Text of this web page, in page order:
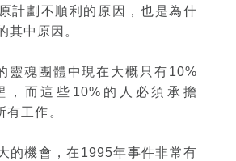
計劃不順利的原因，也是為什
其中原因。
靈魂團體中現在大概只有10%
，而這些10%的人必須承擔
工作。
的機會，在1995年事件非常有